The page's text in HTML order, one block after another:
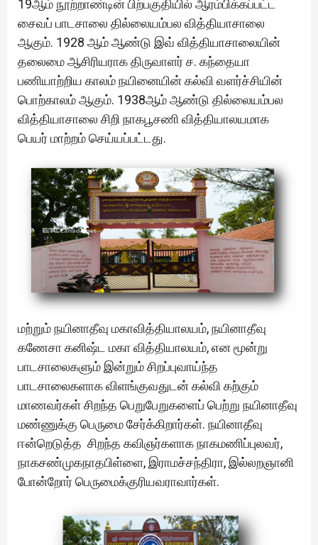
19ஆம் நூற்றாண்டின் பிற்பகுதியில் ஆரம்பிக்கப்பட்ட
சைவப் பாடசாலை தில்லையம்பல வித்தியாசாலை
ஆகும். 1928 ஆம் ஆண்டு இவ் வித்தியாசாலையின்
தலைமை ஆசிரியராக திருவாளர் ச. கந்தையா
பணியாற்றிய காலம் நயினையின் கல்வி வளர்ச்சியின்
பொற்காலம் ஆகும். 1938ஆம் ஆண்டு தில்லையம்பல
வித்தியாசாலை சிறி நாகபூசணி வித்தியாலயமாக
பெயர் மாற்றம் செய்யப்பட்டது.
மற்றும் நயினாதீவு மகாவித்தியாலயம், நயினாதீவு
கணேசா கனிஷ்ட மகா வித்தியாலயம், என மூன்று
பாடசாலைகளும் இன்றும் சிறப்புவாய்ந்த
பாடசாலைகளாக விளங்குவதுடன் கல்வி கற்கும்
மாணவர்கள் சிறந்த பெறுபேறுகளைப் பெற்று நயினாதீவு
மண்ணுக்கு பெருமை சேர்க்கிறார்கள். நயினாதீவு
ஈன்றெடுத்த சிறந்த கவிஞர்களாக நாகமணிப்புலவர்,
நாகசண்முகநாதபிள்ளை, இராமச்சந்திரா, இல்லறஞானி
போன்றோர் பெருமைக்குரியவராவார்கள்.